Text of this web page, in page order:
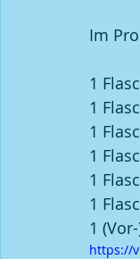
Im
1
1
1
1
1
1
1
https://